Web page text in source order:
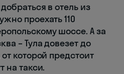
в отель из
проехать 110
шоссе. А за
– Тула довезет до
которой предстоит
на такси.